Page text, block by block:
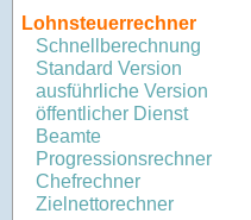
Lohnsteuerrechner
Schnellberechnung
Standard Version
ausführliche Version
öffentlicher Dienst
Beamte
Progressionsrechner
Chefrechner
Zielnettorechner